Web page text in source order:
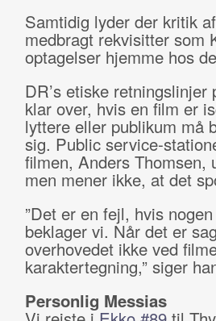
Samtidig lyder der kritik
medbragt rekvisitter som
optagelser hjemme hos
DR’s etiske
klar over, hvis en film er
lyttere eller publikum må
sig. Public service-
filmen, Anders Thomsen,
men mener ikke, at det
”Det er en fejl, hvis
beklager vi. Når det er
overhovedet ikke ved
karaktertegning,” siger
Personlig Messias